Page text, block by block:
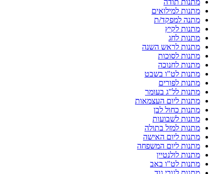
מתנות תודה
מתנות למילואים
מתנה למפקד/ת
מתנות לקיץ
מתנות לחג
מתנות לראש השנה
מתנות לסוכות
מתנות לחנוכה
מתנות לט"ו בשבט
מתנות לפורים
מתנות לל"ג בעומר
מתנות ליום העצמאות
מתנות כחול לבן
מתנות לשבועות
מתנות למזל בתולה
מתנות ליום האישה
מתנות ליום המשפחה
מתנות לולנטיין
מתנות לט"ו באב